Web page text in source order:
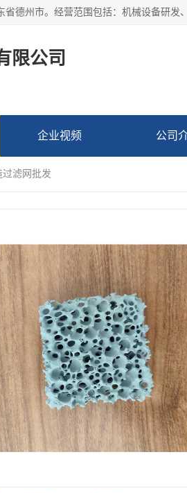
限公司
企业视频 公司
滤网批发